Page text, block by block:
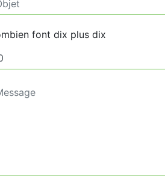
font dix plus dix